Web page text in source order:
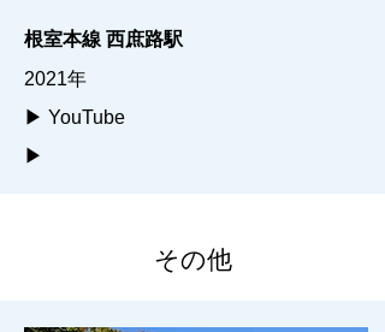
根室本線 西庶路駅
2021年
▶ YouTube
▶
その他